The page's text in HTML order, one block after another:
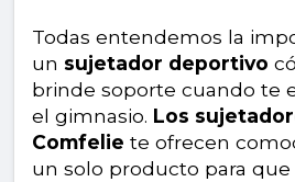
Todas entendemos la
un sujetador deportivo
brinde soporte cuando te
el gimnasio. Los
Comfelie te ofrecen
un solo producto para